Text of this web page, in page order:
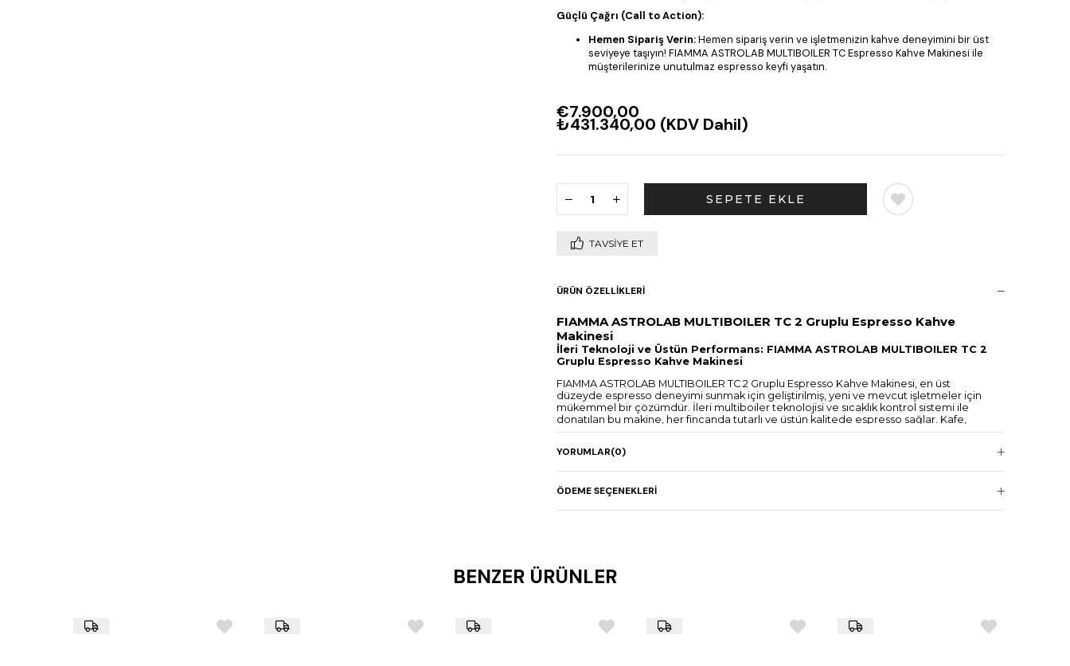
Güçlü Çağrı (Call to Action):
Hemen Sipariş Verin:Hemen sipariş verin ve işletmenizin kahve deneyimini bir üst
seviyeye taşıyın! FIAMMA ASTROLAB MULTIBOILER TC Espresso Kahve Makinesi ile
müşterilerinize unutulmaz espresso keyfi yaşatın.
€7.900,00
₺431.340,00 (KDV Dahil)
TAVSIYE ET
ÜRÜN ÖZELLIKLERI
FIAMMA ASTROLAB MULTIBOILER TC 2 Gruplu Espresso Kahve
Makinesi
İleri Teknoloji ve Üstün Performans: FIAMMA ASTROLAB MULTIBOILER TC 2
Gruplu Espresso Kahve Makinesi
FIAMMA ASTROLAB MULTIBOILER TC 2 Gruplu Espresso Kahve Makinesi, en üst
düzeyde espresso deneyimi sunmak için geliştirilmiş, yeni ve mevcut işletmeler için
mükemmel bir çözümdür. İleri multiboiler teknolojisi ve sıcaklık kontrol sistemi ile
donatılan bu makine, her fincanda tutarlı ve üstün kalitede espresso sağlar. Kafe,
restoran ve otel işletmeleri için özel olarak tasarlanan FIAMMA ASTROLAB, yoğun iş
kazanlar ile donatılmıştır. Bu, her grup başlığında su sıcaklığının ayrı ayrı kontrol
aromalarını ve tatlarını en iyi şekilde ortaya çıkararak yoğun, kremalı ve lezzetli
ve şıklığı bir araya getirir. Estetik tasarımı, işletmenizin dekoruna mükemmel
uyum sağlar.
YORUMLAR(0)
ÖDEME SEÇENEKLERI
BENZER ÜRÜNLER